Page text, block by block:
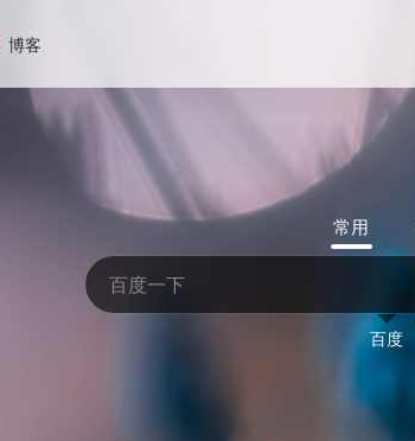
博客
常用
百度